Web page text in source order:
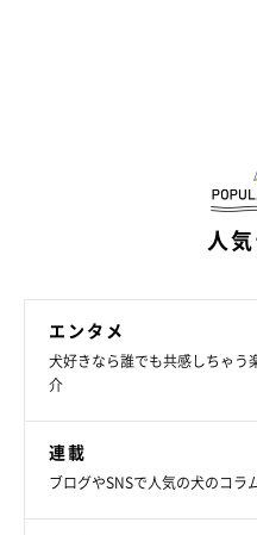
人
エンタメ
犬好きなら誰でも共感しちゃう
介
連載
ブログやSNSで人気の犬のコ